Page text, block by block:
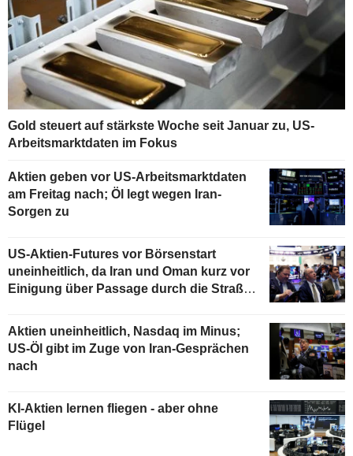
Gold steuert auf stärkste Woche seit Januar zu, US-
Arbeitsmarktdaten im Fokus
Aktien geben vor US-Arbeitsmarktdaten
am Freitag nach; Öl legt wegen Iran-
Sorgen zu
US-Aktien-Futures vor Börsenstart
uneinheitlich, da Iran und Oman kurz vor
Einigung über Passage durch die Straße
Aktien uneinheitlich, Nasdaq im Minus;
US-Öl gibt im Zuge von Iran-Gesprächen
nach
KI-Aktien lernen fliegen - aber ohne
Flügel